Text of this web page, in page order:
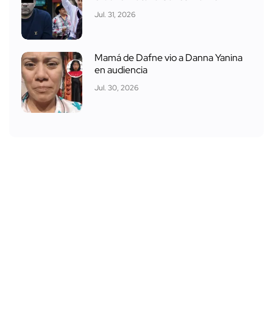
Jul. 31, 2026
Mamá de Dafne vio a Danna Yanina
en audiencia
Jul. 30, 2026